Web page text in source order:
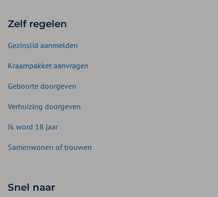
Zelf regelen
Gezinslid aanmelden
Kraampakket aanvragen
Geboorte doorgeven
Verhuizing doorgeven
Ik word 18 jaar
Samenwonen of trouwen
Snel naar